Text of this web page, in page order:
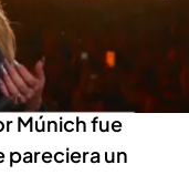
organización
con
Múnich fue
pareciera un